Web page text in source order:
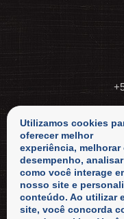
Utilizamos cookies
oferecer melhor
experiência, melhorar
desempenho, analisar
como você interage
nosso site e
conteúdo. Ao utilizar
site, você concorda